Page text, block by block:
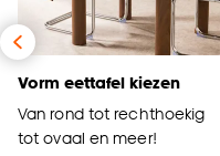
Vorm eettafel kiezen
Van rond tot rechthoekig
tot ovaal en meer!